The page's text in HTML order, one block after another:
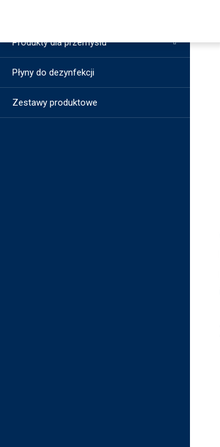
Produkty dla przemysłu
Płyny do dezynfekcji
Zestawy produktowe